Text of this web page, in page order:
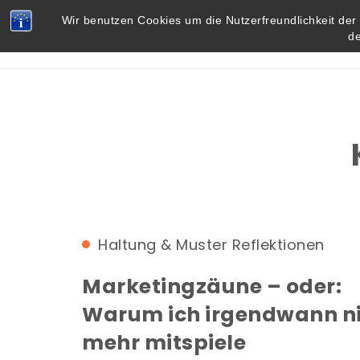
Wir benutzen Cookies um die Nutzerfreundlichkeit
Skip to content Vielbegabt.de
Haltung & Muster Reflektionen
Marketingzäune – oder:
Warum ich irgendwann
mehr mitspiele